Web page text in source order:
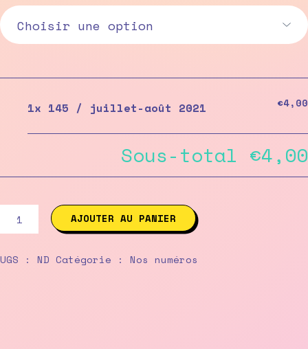
1x 145 / juillet-août 2021 €4,00
Sous-total €4,00
145
juillet-
AJOUTER AU PANIER
UGS : ND Catégorie : Nos numéros